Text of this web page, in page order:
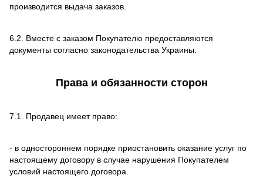
производится выдача заказов.
6.2. Вместе с заказом Покупателю предоставляются
документы согласно законодательства Украины.
Права и обязанности сторон
7.1. Продавец имеет право:
- в одностороннем порядке приостановить оказание услуг по
настоящему договору в случае нарушения Покупателем
условий настоящего договора.